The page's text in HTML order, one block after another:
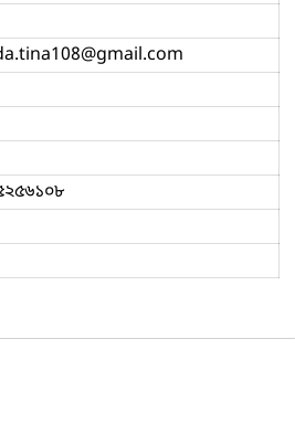
@gmail.com